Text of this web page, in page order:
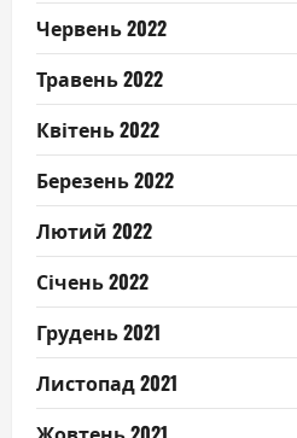
Червень 2022
Травень 2022
Квітень 2022
Березень 2022
Лютий 2022
Січень 2022
Грудень 2021
Листопад 2021